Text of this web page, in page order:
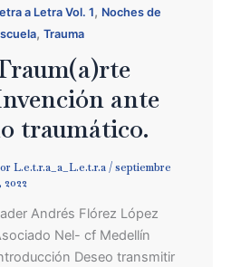
a Letra Vol. 1, Noches de
, Trauma
ante
traumático.
L.e.t.r.a_a_L.e.t.r.a / septiembre
2022
Andrés Flórez López
Nel- cf Medellín
Deseo transmitir